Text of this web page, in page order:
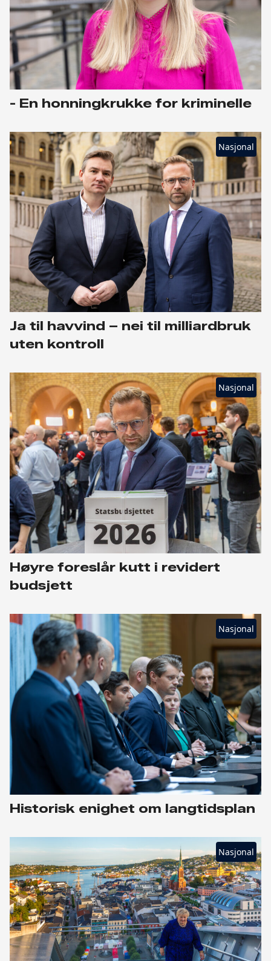
- En honningkrukke for kriminelle
Nasjonal
Ja til havvind – nei til milliardbruk
uten kontroll
Nasjonal
Høyre foreslår kutt i revidert
budsjett
Nasjonal
Historisk enighet om langtidsplan
Nasjonal